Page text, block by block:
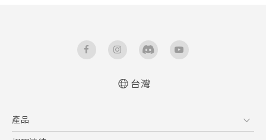
台灣
產品